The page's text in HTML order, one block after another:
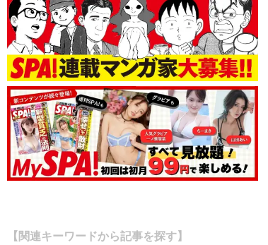
【関連キーワードから記事を探す】